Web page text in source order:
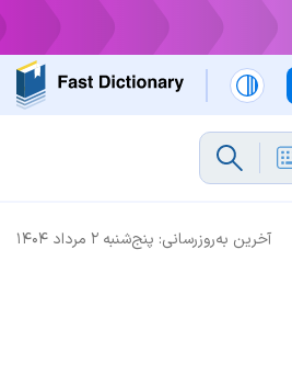
آخرین به‌روزرسانی: پنج‌شنبه ۲ مرداد ۱۴۰۴